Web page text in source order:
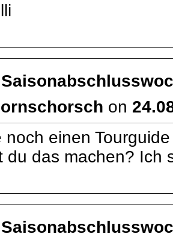
on
noch einen
du das machen? Ich